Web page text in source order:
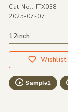
Cat No.: ITX038
2025-07-07
12inch
Wishlist
Sample1